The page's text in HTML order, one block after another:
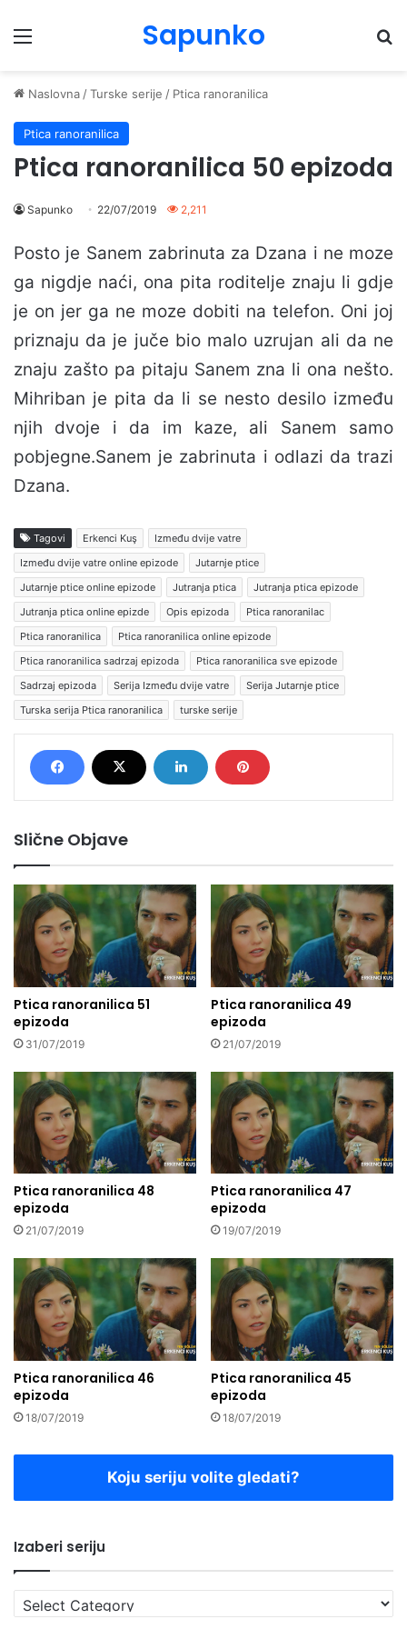
Menu Sapunko
Naslovna /Turske serije / Ptica ranoranilica
Ptica ranoranilica
Ptica ranoranilica 50 epizoda
Sapunko 22/07/2019 2,211
Posto je Sanem zabrinuta za Dzana i ne moze
ga nigdje naći, ona pita roditelje znaju li gdje
je on jer ga ne moze dobiti na telefon. Oni joj
priznaju da je juče bio malo uzrujan ali da ne
znaju zašto pa pitaju Sanem zna li ona nešto.
Mihriban je pita da li se nesto desilo između
njih dvoje i da im kaze, ali Sanem samo
pobjegne.Sanem je zabrinuta i odlazi da trazi
Dzana.
Tagovi Erkenci Kuş
Između dvije vatre
Između dvije vatre online epizode
Jutarnje ptice
Jutarnje ptice online epizode
Jutranja ptica
Jutranja ptica epizode
Jutranja ptica online epizde
Opis epizoda
Ptica ranoranilac
Ptica ranoranilica
Ptica ranoranilica online epizode
Ptica ranoranilica sadrzaj epizoda
Ptica ranoranilica sve epizode
Sadrzaj epizoda
Serija Između dvije vatre
Serija Jutarnje ptice
Turska serija Ptica ranoranilica
turske serije
Slične Objave
Ptica ranoranilica 51
epizoda
31/07/2019
Ptica ranoranilica 49
epizoda
21/07/2019
Ptica ranoranilica 48
epizoda
21/07/2019
Ptica ranoranilica 47
epizoda
19/07/2019
Ptica ranoranilica 46
epizoda
18/07/2019
Ptica ranoranilica 45
epizoda
18/07/2019
Koju seriju volite gledati?
Izaberi seriju
Izaberi
seriju